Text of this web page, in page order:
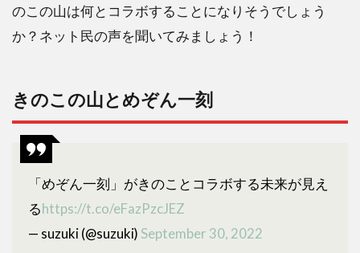
る星
やつ
きの
山と
めぞ
ん一
刻
1.2
きの
のこの山は何とコラボすることになりそうでしょう
か？ネット民の声を聞いてみましょう！
きのこの山とめぞん一刻
「めぞん一刻」がきのことコラボする未来が見え
るhttps://t.co/eFazPzcJEZ
— suzuki (@suzuki)September 30, 2022